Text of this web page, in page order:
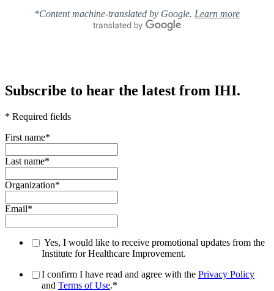
*Content machine-translated by Google. Learn more
Subscribe to hear the latest from IHI.
* Required fields
First name*
Last name*
Organization*
Email*
Yes, I would like to receive promotional updates from the
Institute for Healthcare Improvement.
I confirm I have read and agree with the Privacy Policy
and Terms of Use.*